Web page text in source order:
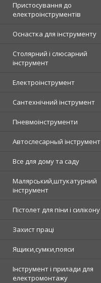
Пристосування до
електроінструментів
Оснастка для інструменту
Столярний і слюсарний
інструмент
Електроінструмент
Сантехнічний інструмент
Пневмоінструменти
Автослесарный інструмент
Все для дому та саду
Малярський,штукатурний
інструмент
Пістолет для піни і силікону
Захист праці
Ящики,сумки,пояси
Інструмент і прилади для
електромонтажу